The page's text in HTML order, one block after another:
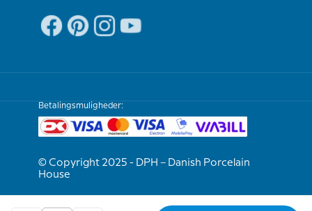
Betalingsmuligheder:
© Copyright 2025 - DPH – Danish Porcelain
House